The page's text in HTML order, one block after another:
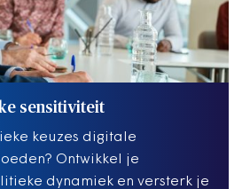
sensitiviteit
keuzes digitale
Ontwikkel je
dynamiek en versterk je